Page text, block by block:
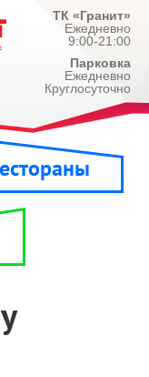
ТК «Гранит»
Ежедневно
9:00-21:00
Парковка
Ежедневно
Круглосуточно